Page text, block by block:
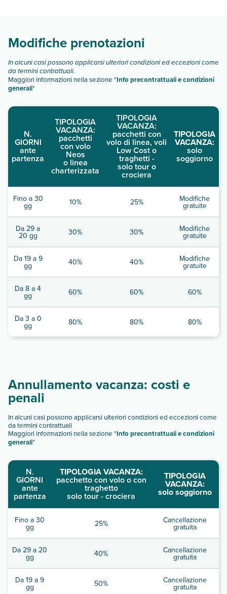
Modifiche prenotazioni
In alcuni casi possono applicarsi ulteriori condizioni ed eccezioni come
da termini contrattuali.
Maggiori informazioni nella sezione "Info precontrattuali e condizioni
generali"
N.
GIORNI
ante
partenza
TIPOLOGIA
VACANZA:
pacchetti
con volo
Neos
o linea
charterizzata
TIPOLOGIA
VACANZA:
pacchetti con
volo di linea, voli
Low Cost o
traghetti -
solo tour o
crociera
TIPOLOGIA
VACANZA:
solo
soggiorno
Fino a 30
gg 10% 25% Modifiche
gratuite
Da 29 a
20 gg 30% 30% Modifiche
gratuite
Da 19 a 9
gg 40% 40% Modifiche
gratuite
Da 8 a 4
gg 60% 60% 60%
Da 3 a 0
gg 80% 80% 80%
Annullamento vacanza: costi e
penali
In alcuni casi possono applicarsi ulteriori condizioni ed eccezioni come
da termini contrattuali
Maggiori informazioni nella sezione "Info precontrattuali e condizioni
generali"
N.
GIORNI
ante
partenza
TIPOLOGIA VACANZA:
pacchetto con volo o con
traghetto
solo tour - crociera
TIPOLOGIA
VACANZA:
solo soggiorno
Fino a 30
gg 25% Cancellazione
gratuita
Da 29 a 20
gg 40% Cancellazione
gratuita
Da 19 a 9
gg 50% Cancellazione
gratuita